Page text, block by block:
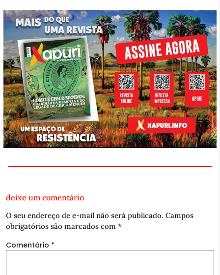
deixe um comentário
O seu endereço de e-mail não será publicado. Campos
obrigatórios são marcados com *
Comentário *